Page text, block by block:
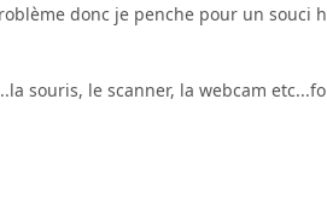
donc je penche pour un souci
souris, le scanner, la webcam